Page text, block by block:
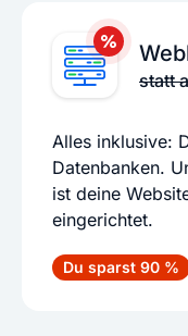
statt
Alles inklusive:
Datenbanken.
ist deine
eingerichtet.
Du sparst 90 %